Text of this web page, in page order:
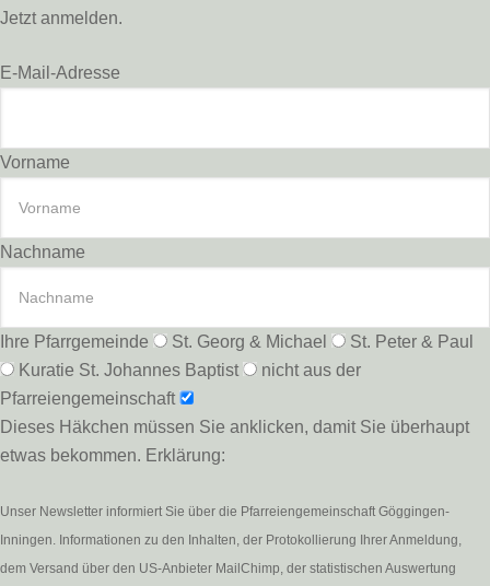
Jetzt anmelden.
E-Mail-Adresse
Vorname
Nachname
Ihre Pfarrgemeinde St. Georg & Michael
St. Peter & Paul
Kuratie St. Johannes Baptist
nicht aus der
Pfarreiengemeinschaft
Dieses Häkchen müssen Sie anklicken, damit Sie überhaupt
etwas bekommen. Erklärung:
Unser Newsletter informiert Sie über die Pfarreiengemeinschaft Göggingen-
Inningen. Informationen zu den Inhalten, der Protokollierung Ihrer Anmeldung,
dem Versand über den US-Anbieter MailChimp, der statistischen Auswertung